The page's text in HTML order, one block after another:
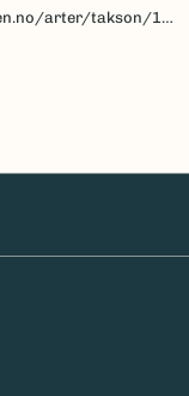
190141/beskrivelse